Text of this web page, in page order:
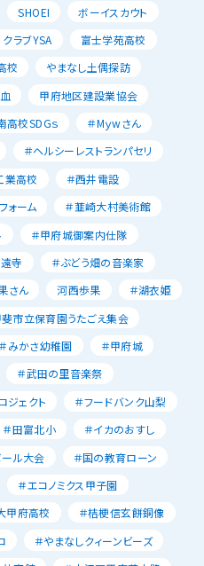
SHOEI
ボーイスカウト
クラブYSA
富士学苑高校
校
やまなし土偶探訪
甲府地区建設業協会
高校SDGｓ
＃Mｙwさん
＃ヘルシーレストランパセリ
業高校
＃西井電設
ォーム
＃韮崎大村美術館
＃甲府城御案内仕隊
寺
＃ぶどう畑の音楽家
さん 河西歩果
＃湖衣姫
斐市立保育園うたごえ集会
＃みかさ幼稚園
＃甲府城
＃武田の里音楽祭
ジェクト
＃フードバンク山梨
＃田富北小
＃イカのおすし
ール大会
＃国の教育ローン
＃エコノミクス甲子園
甲府高校
＃桔梗信玄餅銅像
＃やまなしクィーンビーズ